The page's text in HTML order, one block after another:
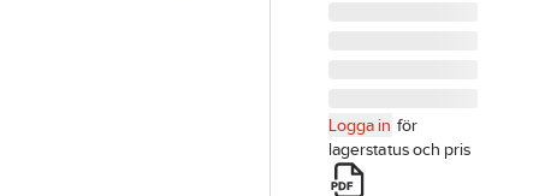
Logga in för
lagerstatus och pris